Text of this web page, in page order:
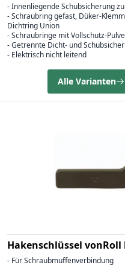
- Innenliegende Schubsicherung
- Schraubring gefast, Düker-
Dichtring Union
- Schraubringe mit Vollschutz-
- Getrennte Dicht- und
- Elektrisch nicht leitend
Alle Varianten
Hakenschlüssel vonRoll
- Für Schraubmuffenverbindung